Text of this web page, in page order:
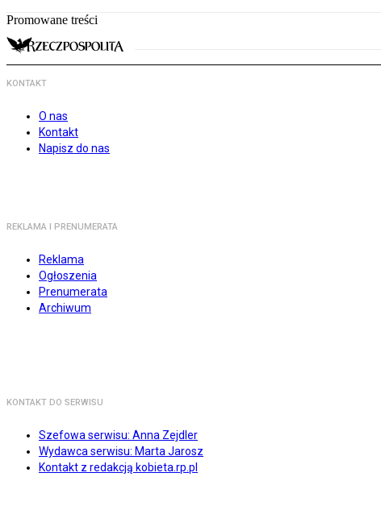
Promowane treści
KONTAKT
O nas
Kontakt
Napisz do nas
REKLAMA I PRENUMERATA
Reklama
Ogłoszenia
Prenumerata
Archiwum
KONTAKT DO SERWISU
Szefowa serwisu: Anna Zejdler
Wydawca serwisu: Marta Jarosz
Kontakt z redakcją kobieta.rp.pl